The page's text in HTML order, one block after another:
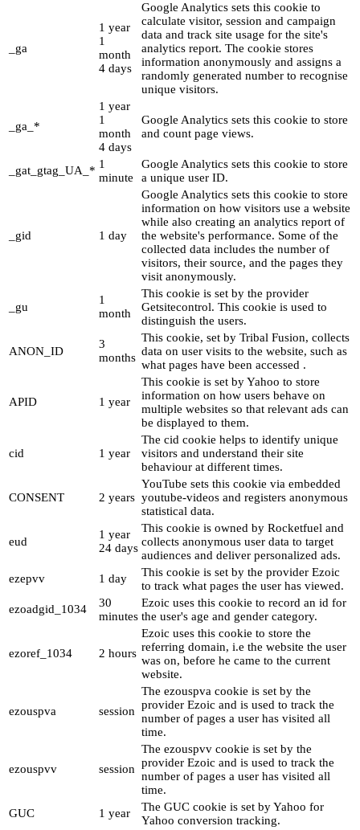
_ga
1 year
1
month
4 days
Google Analytics sets this cookie to
calculate visitor, session and campaign
data and track site usage for the site's
analytics report. The cookie stores
information anonymously and assigns a
randomly generated number to recognise
unique visitors.
_ga_*
1 year
1
month
4 days
Google Analytics sets this cookie to store
and count page views.
_gat_gtag_UA_* 1
minute
Google Analytics sets this cookie to store
a unique user ID.
_gid 1 day
Google Analytics sets this cookie to store
information on how visitors use a website
while also creating an analytics report of
the website's performance. Some of the
collected data includes the number of
visitors, their source, and the pages they
visit anonymously.
_gu
1
month
This cookie is set by the provider
Getsitecontrol. This cookie is used to
distinguish the users.
ANON_ID
3
months
This cookie, set by Tribal Fusion, collects
data on user visits to the website, such as
what pages have been accessed .
APID 1 year
This cookie is set by Yahoo to store
information on how users behave on
multiple websites so that relevant ads can
be displayed to them.
cid 1 year
The cid cookie helps to identify unique
visitors and understand their site
behaviour at different times.
CONSENT 2 years
YouTube sets this cookie via embedded
youtube-videos and registers anonymous
statistical data.
eud
1 year
24 days
This cookie is owned by Rocketfuel and
collects anonymous user data to target
audiences and deliver personalized ads.
ezepvv
1 day
This cookie is set by the provider Ezoic
to track what pages the user has viewed.
ezoadgid_1034
30
minutes
Ezoic uses this cookie to record an id for
the user's age and gender category.
ezoref_1034 2 hours
Ezoic uses this cookie to store the
referring domain, i.e the website the user
was on, before he came to the current
website.
ezouspva session
The ezouspva cookie is set by the
provider Ezoic and is used to track the
number of pages a user has visited all
time.
ezouspvv session
The ezouspvv cookie is set by the
provider Ezoic and is used to track the
number of pages a user has visited all
time.
GUC
1 year
The GUC cookie is set by Yahoo for
Yahoo conversion tracking.